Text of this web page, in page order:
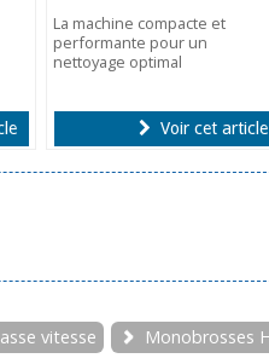
La machine compacte et
performante pour un
nettoyage optimal
Voir cet article
vitesse Monobrosses